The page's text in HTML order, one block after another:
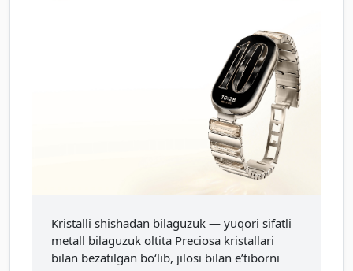
Kristalli shishadan bilaguzuk — yuqori sifatli
metall bilaguzuk oltita Preciosa kristallari
bilan bezatilgan bo‘lib, jilosi bilan e’tiborni